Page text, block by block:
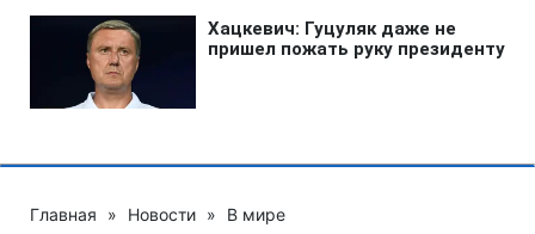
Главная » Новости » В мире